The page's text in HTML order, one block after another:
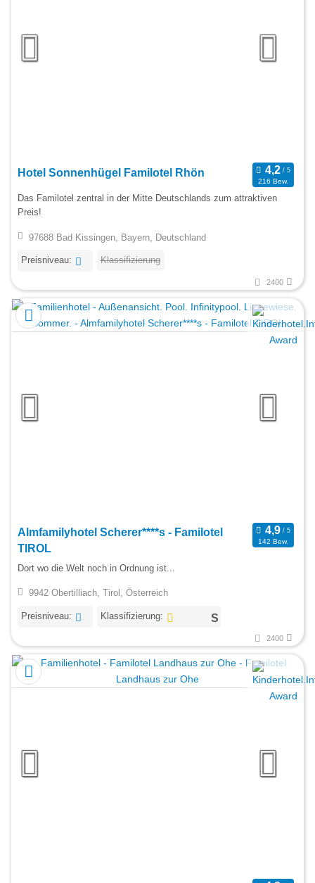
Hotel Sonnenhügel Familotel Rhön
216 Bew.
Das Familotel zentral in der Mitte Deutschlands zum attraktiven
Preis!
97688 Bad Kissingen, Bayern, Deutschland
Preisniveau: Klassifizierung
2400
Almfamilyhotel Scherer****s - Familotel
TIROL
142 Bew.
Dort wo die Welt noch in Ordnung ist...
9942 Obertilliach, Tirol, Österreich
Preisniveau: Klassifizierung:
2400